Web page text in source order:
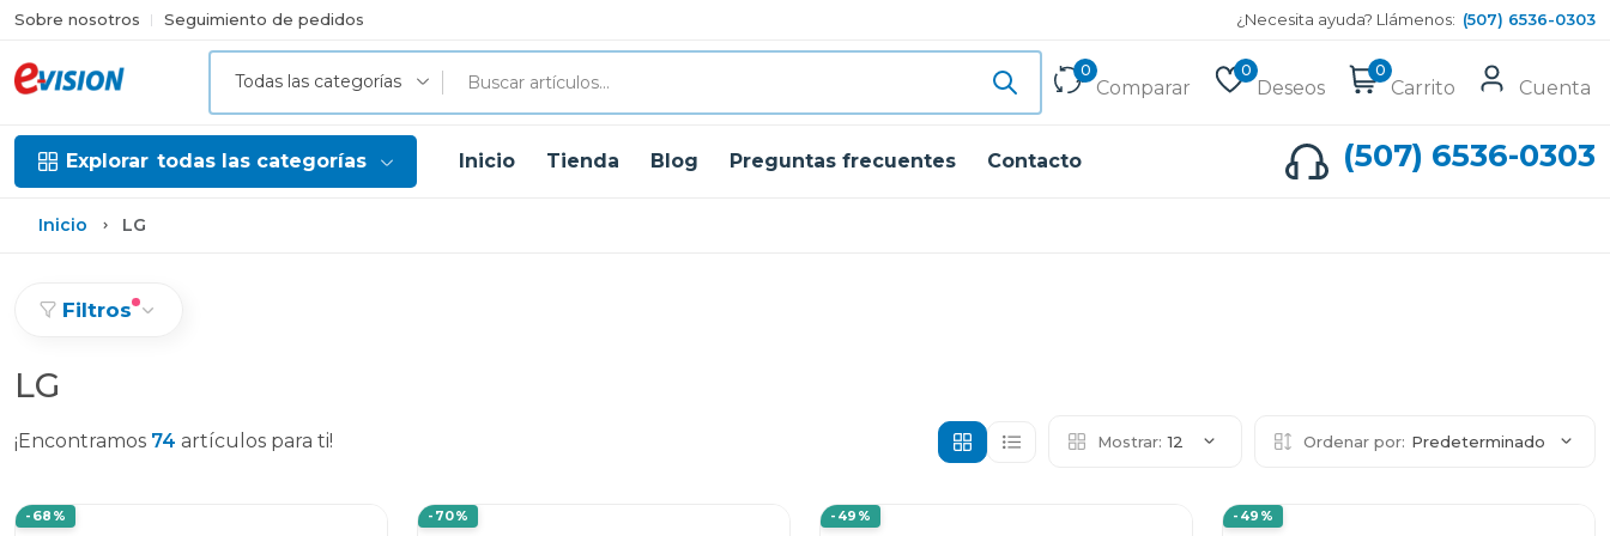
Sobre nosotros Seguimiento de pedidos ¿Necesita ayuda? Llámenos: (507) 6536-0303
Todas las categorías
0
Comparar
0
Deseos
0
Carrito Cuenta
Explorar todas las categorías Inicio Tienda Blog Preguntas frecuentes Contacto (507) 6536-0303
Inicio LG
Filtros
LG
¡Encontramos 74 artículos para ti! Mostrar: 12 Ordenar por: Predeterminado
-68% -70% -49% -49%